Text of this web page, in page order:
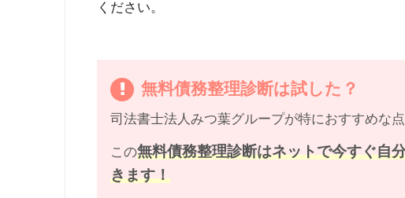
ください。
無料債務整理診断は試した？
司法書士法人みつ葉グループが特におすすめな
この無料債務整理診断はネットで今すぐ自
きます！